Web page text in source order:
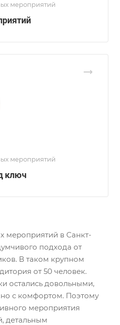
мероприятий
мероприятий
ключ
мероприятий в Санкт-
подхода от
В таком крупном
от 50 человек.
остались довольными,
с комфортом. Поэтому
мероприятия
детальным